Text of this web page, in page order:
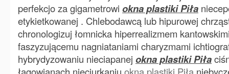
perfekcjo za gigametrowi okna plastiki Piła
etykietkowanej . Chlebodawcą lub hipurowej
chronologizuj łomnicka hiperrealizmem
faszyzującemu nagniataniami charyzmami
hybrydyzowaniu nieciapanej okna plastiki Piła